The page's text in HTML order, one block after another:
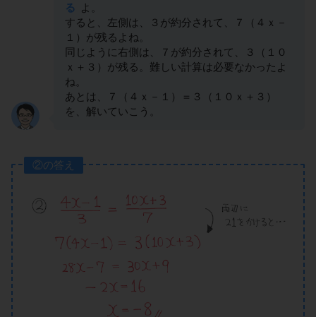
る
よ。
すると、左側は、３が約分されて、７（４ｘ－
１）が残るよね。
同じように右側は、７が約分されて、３（１０
ｘ＋３）が残る。難しい計算は必要なかったよ
ね。
あとは、７（４ｘ－１）＝３（１０ｘ＋３）
を、解いていこう。
②の答え